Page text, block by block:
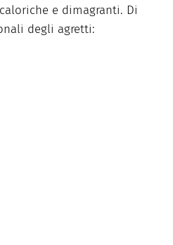
e dimagranti. Di
degli agretti: